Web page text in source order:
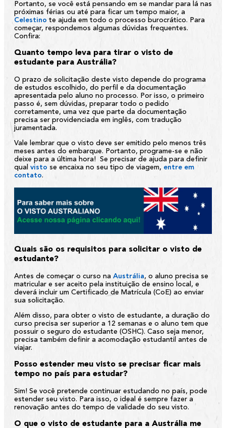
Portanto, se você está pensando em se mandar para lá nas
próximas férias ou até para ficar um tempo maior, a
Celestino te ajuda em todo o processo burocrático. Para
começar, respondemos algumas dúvidas frequentes.
Confira:
Quanto tempo leva para tirar o visto de
estudante para Austrália?
O prazo de solicitação deste visto depende do programa
de estudos escolhido, do perfil e da documentação
apresentada pelo aluno no processo. Por isso, o primeiro
passo é, sem dúvidas, preparar todo o pedido
corretamente, uma vez que parte da documentação
precisa ser providenciada em inglês, com tradução
juramentada.
Vale lembrar que o visto deve ser emitido pelo menos três
meses antes do embarque. Portanto, programe-se e não
deixe para a última hora! Se precisar de ajuda para definir
qual visto se encaixa no seu tipo de viagem, entre em
contato.
Quais são os requisitos para solicitar o visto de
estudante?
Antes de começar o curso na Austrália, o aluno precisa se
matricular e ser aceito pela instituição de ensino local, e
deverá incluir um Certificado de Matrícula (CoE) ao enviar
sua solicitação.
Além disso, para obter o visto de estudante, a duração do
curso precisa ser superior a 12 semanas e o aluno tem que
possuir o seguro do estudante (OSHC). Caso seja menor,
precisa também definir a acomodação estudantil antes de
viajar.
Posso estender meu visto se precisar ficar mais
tempo no país para estudar?
Sim! Se você pretende continuar estudando no país, pode
estender seu visto. Para isso, o ideal é sempre fazer a
renovação antes do tempo de validade do seu visto.
O que o visto de estudante para a Austrália me